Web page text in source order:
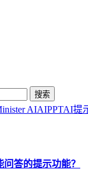
搜索
AIAIPPTAI提
答的提示功能？